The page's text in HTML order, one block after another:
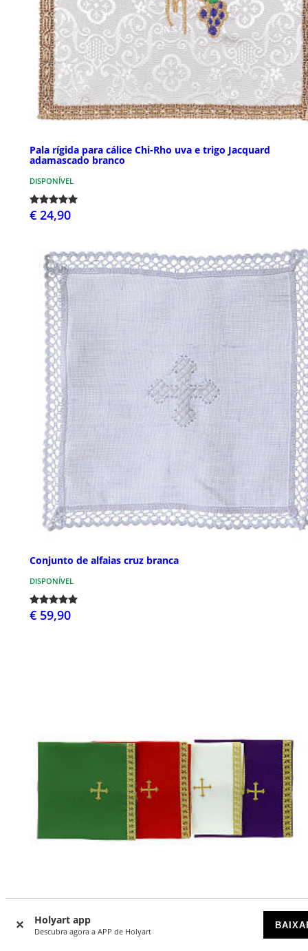
Holyart app
Descubra agora a APP de Holyart
Pala rígida para cálice Chi-Rho uva e trigo Jacquard
adamascado branco
DISPONÍVEL
€ 24,90
Conjunto de alfaias cruz branca
DISPONÍVEL
€ 59,90